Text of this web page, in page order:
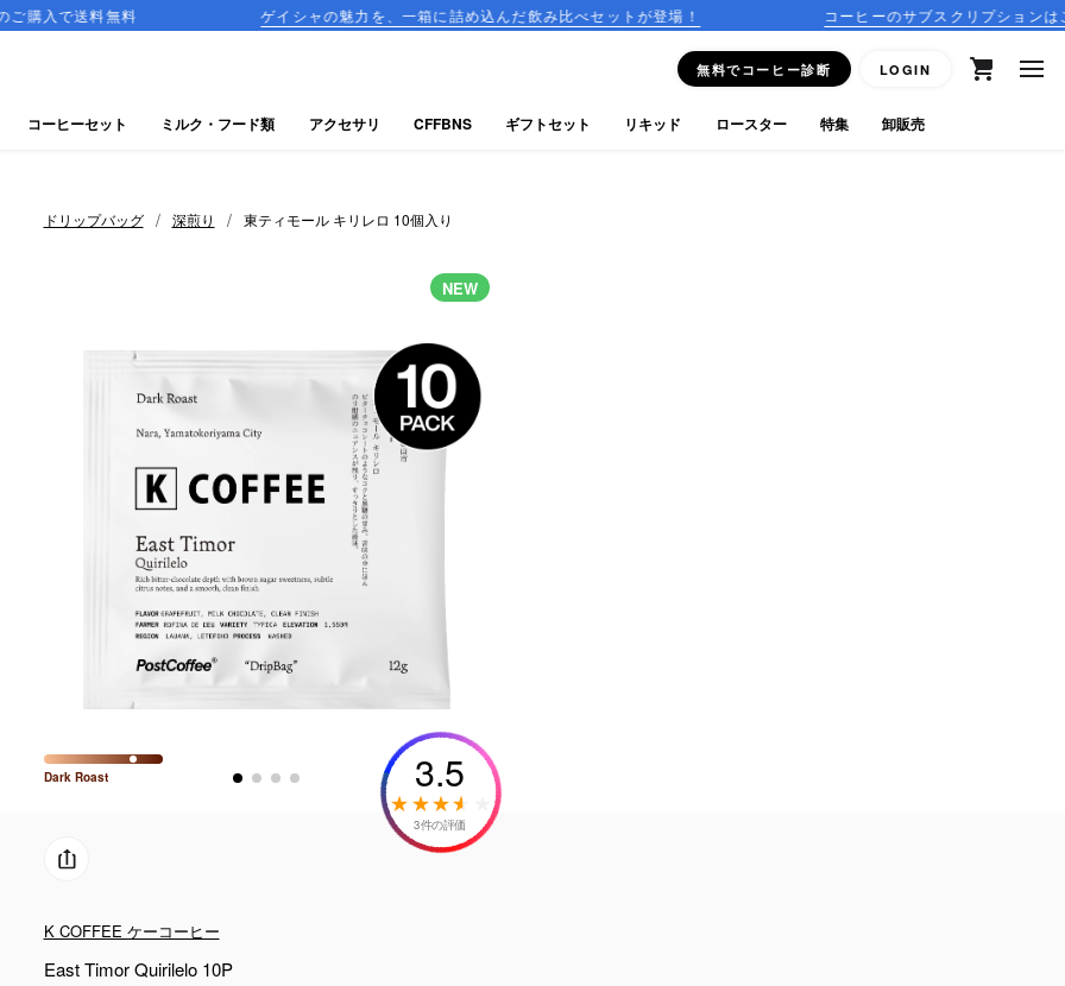
料 ゲイシャの魅力を、一箱に詰め込んだ飲み比べセットが登場！ コーヒーのサブスクリプションはこちら
無料でコーヒー診断 LOGIN
ドリップバッグ / 深煎り / 東ティモール キリレロ 10個入り
NEW
Dark Roast 3.5
3件の評価
K COFFEE ケーコーヒー
East Timor Quirilelo 10P
コーヒーセット ミルク・フード類 アクセサリ CFFBNS ギフトセット リキッド ロースター 特集 卸販売